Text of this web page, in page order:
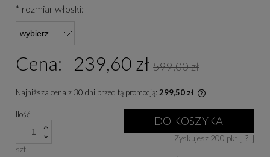
* rozmiar włoski:
Cena: 239,60 zł 599,00 zł
Najniższa cena z 30 dni przed tą promocją: 299,50 zł
niż 30 dni,
cena od
się w sprzedaży.
Ilość
szt.
DO KOSZYKA
Zyskujesz 200 pkt [ ? ]